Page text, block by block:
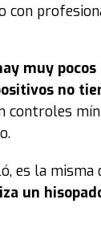
muy
no
controles
es la misma
un